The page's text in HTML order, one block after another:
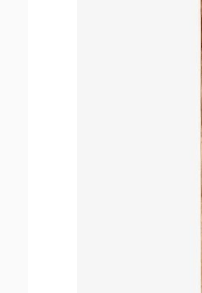
Unsere neuen
Tape Extensions
mit optimierter